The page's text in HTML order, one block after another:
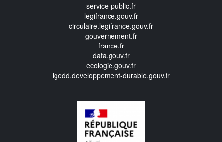
service-public.fr
legifrance.gouv.fr
circulaire.legifrance.gouv.fr
gouvernement.fr
france.fr
data.gouv.fr
ecologie.gouv.fr
igedd.developpement-durable.gouv.fr